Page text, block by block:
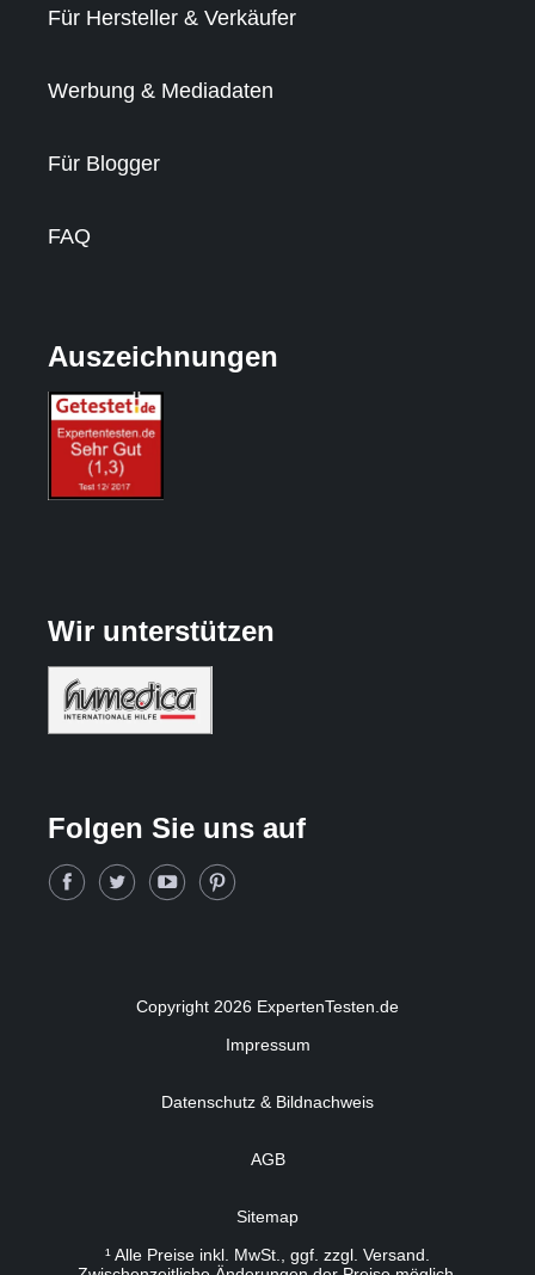
Für Hersteller & Verkäufer
Werbung & Mediadaten
Für Blogger
FAQ
Auszeichnungen
Wir unterstützen
Folgen Sie uns auf
Copyright 2026 ExpertenTesten.de
Impressum
Datenschutz & Bildnachweis
AGB
Sitemap
¹ Alle Preise inkl. MwSt., ggf. zzgl. Versand.